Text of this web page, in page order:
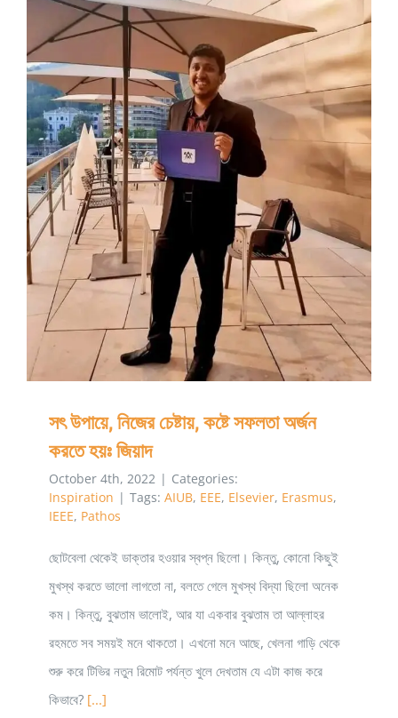
সৎ উপায়ে, নিজের চেষ্টায়, কষ্টে সফলতা অর্জন করতে হয়ঃ জিয়াদ
সৎ উপায়ে, নিজের চেষ্টায়, কষ্টে সফলতা অর্জন
করতে হয়ঃ জিয়াদ
October 4th, 2022 | Categories:
Inspiration | Tags: AIUB, EEE, Elsevier, Erasmus,
IEEE, Pathos
ছোটবেলা থেকেই ডাক্তার হওয়ার স্বপ্ন ছিলো। কিন্তু, কোনো কিছুই
মুখস্থ করতে ভালো লাগতো না, বলতে গেলে মুখস্থ বিদ্যা ছিলো অনেক
কম। কিন্তু, বুঝতাম ভালোই, আর যা একবার বুঝতাম তা আল্লাহর
রহমতে সব সময়ই মনে থাকতো। এখনো মনে আছে, খেলনা গাড়ি থেকে
শুরু করে টিভির নতুন রিমোট পর্যন্ত খুলে দেখতাম যে এটা কাজ করে
কিভাবে? [...]